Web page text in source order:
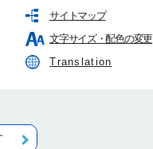
サイトマップ
文字サイズ・配色の変更
Translation